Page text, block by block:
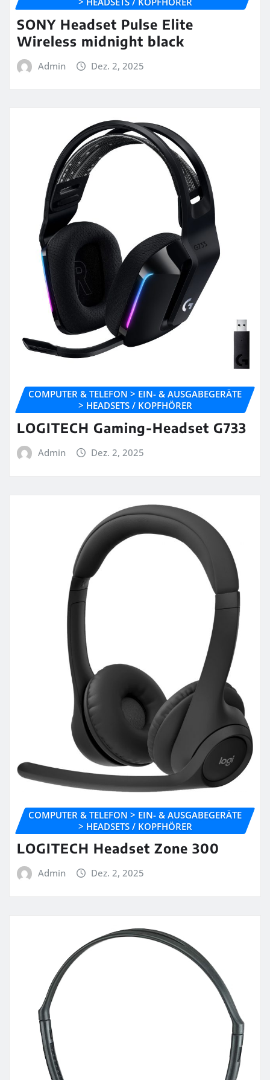
SONY Headset Pulse Elite
Wireless midnight black
Admin Dez. 2, 2025
COMPUTER & TELEFON > EIN- & AUSGABEGERÄTE
> HEADSETS / KOPFHÖRER
LOGITECH Gaming-Headset G733
Admin Dez. 2, 2025
COMPUTER & TELEFON > EIN- & AUSGABEGERÄTE
> HEADSETS / KOPFHÖRER
LOGITECH Headset Zone 300
Admin Dez. 2, 2025